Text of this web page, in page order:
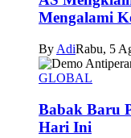
Mengalami
By AdiRabu, 5
GLOBAL
Babak Baru
Hari Ini